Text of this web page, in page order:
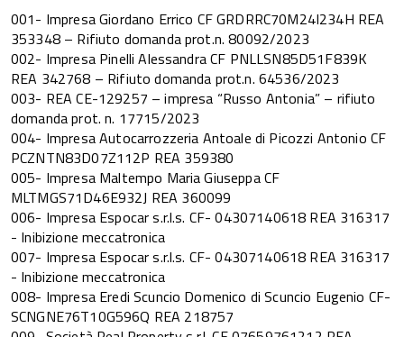
001- Impresa Giordano Errico CF GRDRRC70M24I234H REA
353348 – Rifiuto domanda prot.n. 80092/2023
002- Impresa Pinelli Alessandra CF PNLLSN85D51F839K
REA 342768 – Rifiuto domanda prot.n. 64536/2023
003- REA CE-129257 – impresa “Russo Antonia” – rifiuto
domanda prot. n. 17715/2023
004- Impresa Autocarrozzeria Antoale di Picozzi Antonio CF
PCZNTN83D07Z112P REA 359380
005- Impresa Maltempo Maria Giuseppa CF
MLTMGS71D46E932J REA 360099
006- Impresa Espocar s.r.l.s. CF- 04307140618 REA 316317
- Inibizione meccatronica
007- Impresa Espocar s.r.l.s. CF- 04307140618 REA 316317
- Inibizione meccatronica
008- Impresa Eredi Scuncio Domenico di Scuncio Eugenio CF-
SCNGNE76T10G596Q REA 218757